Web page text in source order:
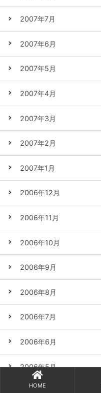
2007年7月
2007年6月
2007年5月
2007年4月
2007年3月
2007年2月
2007年1月
2006年12月
2006年11月
2006年10月
2006年9月
2006年8月
2006年7月
2006年6月
2006年5月
HOME